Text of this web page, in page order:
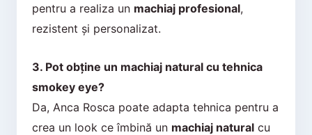
pentru a realiza un machiaj profesional,
rezistent și personalizat.
3. Pot obține un machiaj natural cu tehnica
smokey eye?
Da, Anca Rosca poate adapta tehnica pentru a
crea un look ce îmbină un machiaj naturalcu